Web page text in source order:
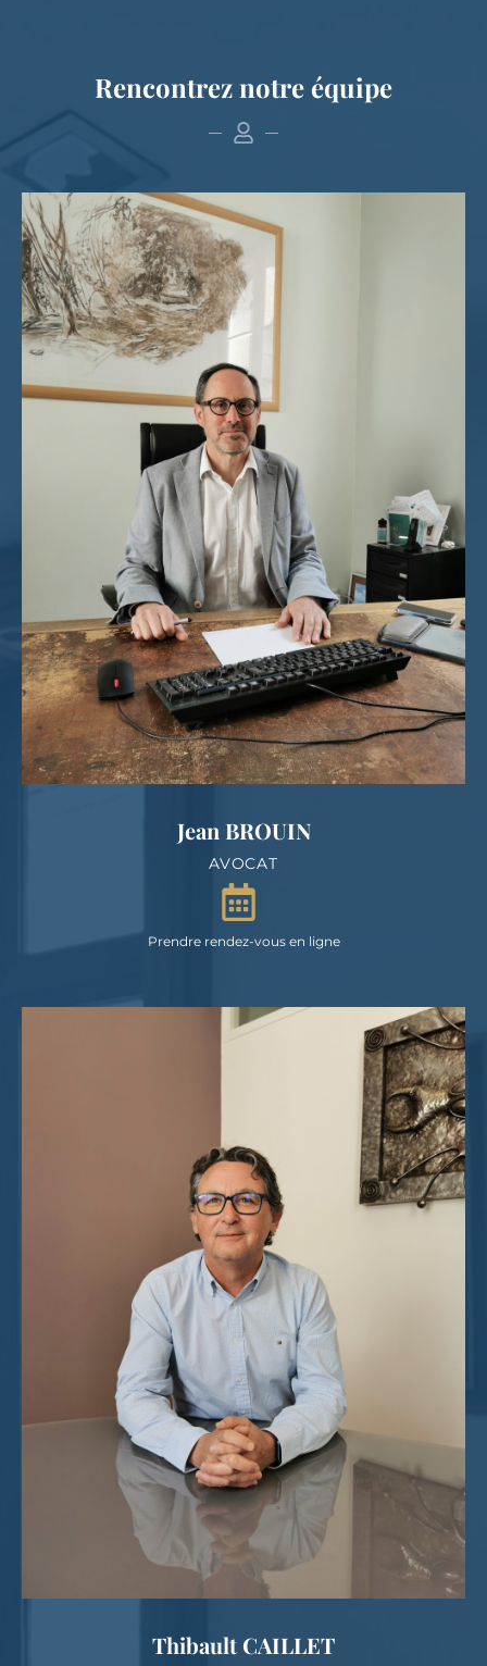
Rencontrez notre équipe
Jean BROUIN
AVOCAT
Prendre rendez-vous en ligne
Thibault CAILLET